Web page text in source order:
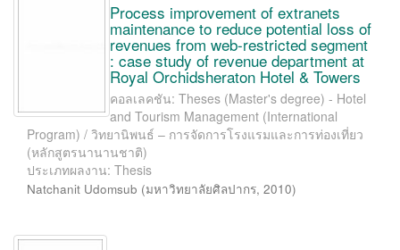
Process improvement of extranets
maintenance to reduce potential loss of
revenues from web-restricted segment
: case study of revenue department at
Royal Orchidsheraton Hotel & Towers
คอลเลคชัน: Theses (Master's degree) - Hotel
and Tourism Management (International
Program) / วิทยานิพนธ์ – การจัดการโรงแรมและการท่องเที่ยว
(หลักสูตรนานานชาติ)
ประเภทผลงาน: Thesis
Natchanit Udomsub (มหาวิทยาลัยศิลปากร, 2010)